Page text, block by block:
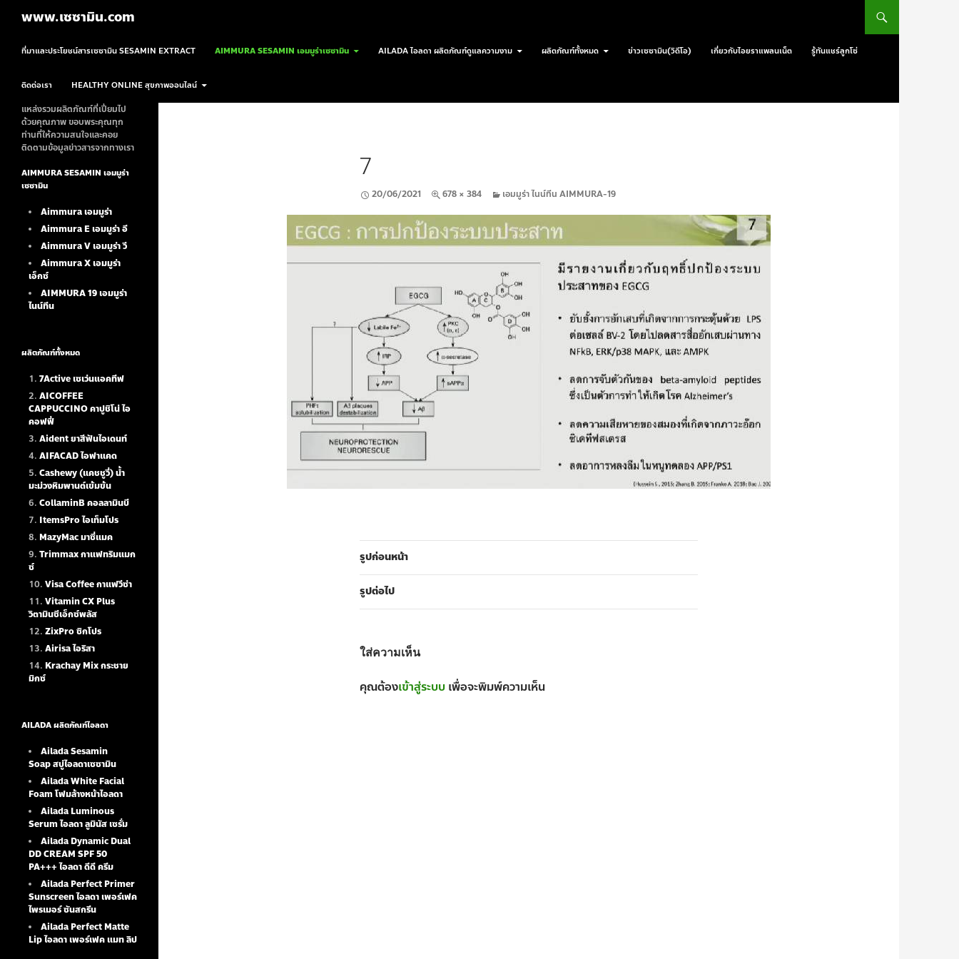
www.เซซามิน.com
ที่มาและประโยชน์สารเซซามิน SESAMIN EXTRACT
AIMMURA SESAMIN เอมมูร่าเซซามิน AILADA ไอลดา ผลิตภัณฑ์ดูแลความงาม ผลิตภัณฑ์ทั้งหมด ข่าวเซซามิน(วิดีโอ) เกี่ยวกับไอยราแพลนเน็ต รู้ทันแชร์ลูกโซ่
ติดต่อเรา HEALTHY ONLINE สุขภาพออนไลน์
7
20/06/2021 678 × 384 เอมมูร่า ไนน์ทีน AIMMURA-19
รูปก่อนหน้า
รูปต่อไป
ใส่ความเห็น
คุณต้องเข้าสู่ระบบ เพื่อจะพิมพ์ความเห็น
แหล่งรวมผลิตภัณฑ์ที่เปี่ยมไป
ด้วยคุณภาพ ขอบพระคุณทุก
ท่านที่ให้ความสนใจและคอย
ติดตามข้อมูลข่าวสารจากทางเรา
AIMMURA SESAMIN เอมมูร่า
เซซามิน
Aimmura เอมมูร่า
Aimmura E เอมมูร่า อี
Aimmura V เอมมูร่า วี
Aimmura X เอมมูร่า
เอ็กซ์
AIMMURA 19เอมมูร่า
ไนน์ทีน
ผลิตภัณฑ์ทั้งหมด
7Active เซเว่นแอคทีฟ
AICOFFEE
CAPPUCCINO คาปูชิโน่ ไอ
คอฟฟี่
Aident ยาสีฟันไอเดนท์
AIFACAD ไอฟาแคด
Cashewy (แคชชูวี่) น้ำ
มะม่วงหิมพานต์เข้มข้น
CollaminB คอลลามินบี
ItemsPro ไอเท็มโปร
MazyMac มาซี่แมค
Trimmax กาแฟทริมแมก
ซ์
Visa Coffee กาแฟวีซ่า
Vitamin CX Plus
วิตามินซีเอ็กซ์พลัส
ZixPro ซิกโปร
Airisa ไอริสา
Krachay Mix กระชาย
มิกซ์
AILADA ผลิตภัณฑ์ไอลดา
Ailada Sesamin
Soapสบู่ไอลดาเซซามิน
Ailada White Facial
Foamโฟมล้างหน้าไอลดา
Ailada Luminous
Serumไอลดา ลูมินัส เซรั่ม
Ailada Dynamic Dual
DD CREAM SPF 50
PA+++ ไอลดา ดีดี ครีม
Ailada Perfect Primer
Sunscreen ไอลดา เพอร์เฟค
ไพรเมอร์ ซันสกรีน
Ailada Perfect Matte
Lip ไอลดา เพอร์เฟค แมท ลิป